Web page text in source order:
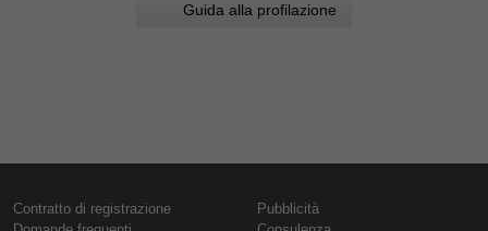
Guida alla profilazione
Contratto di registrazione
Pubblicità